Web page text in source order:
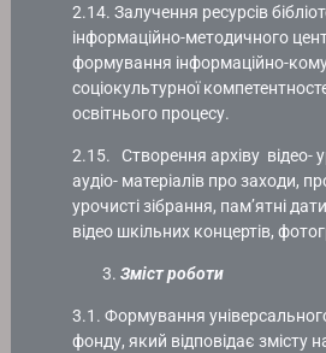
2.14. Залучення ресурсів
інформаційно-методичного
формування інформаційно-
соціокультурної
освітнього процесу.
2.15. Створення архіву відео-
аудіо- матеріалів про заходи,
урочисті зібрання, пам’ятні
відео шкільних концертів,
Зміст роботи
3.1. Формування
фонду, який відповідає змісту